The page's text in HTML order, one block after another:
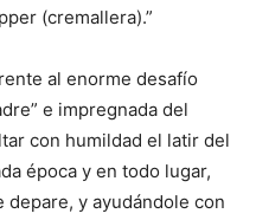
(cremallera).”
al enorme desafío
e im­preg­nada del
con humildad el latir del
épo­ca y en todo lugar,
y ayudándole con